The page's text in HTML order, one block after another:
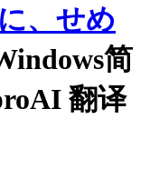
、せめ
简
翻译